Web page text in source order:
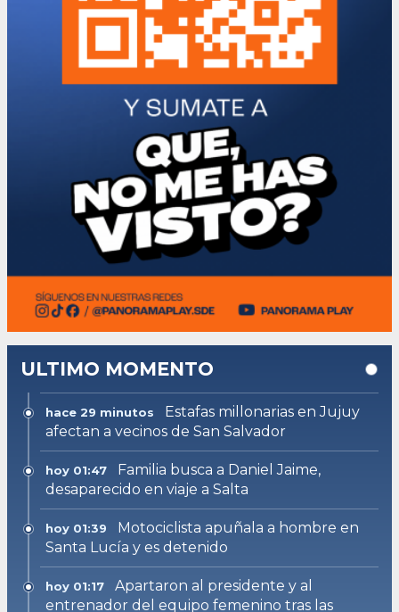
ULTIMO MOMENTO
hace 29 minutos
Estafas millonarias en Jujuy
afectan a vecinos de San Salvador
hoy 01:47
Familia busca a Daniel Jaime,
desaparecido en viaje a Salta
hoy 01:39
Motociclista apuñala a hombre en
Santa Lucía y es detenido
hoy 01:17
Apartaron al presidente y al
entrenador del equipo femenino tras las